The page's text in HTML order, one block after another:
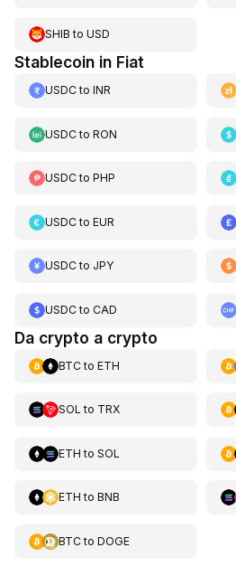
SHIB to USD
Stablecoin in Fiat
USDCto INR
USDCto RON
USDCto PHP
USDCto EUR
USDCto JPY
USDCto CAD
Da crypto a crypto
BTCto ETH
SOL to TRX
ETH to SOL
ETH to BNB
BTCto DOGE